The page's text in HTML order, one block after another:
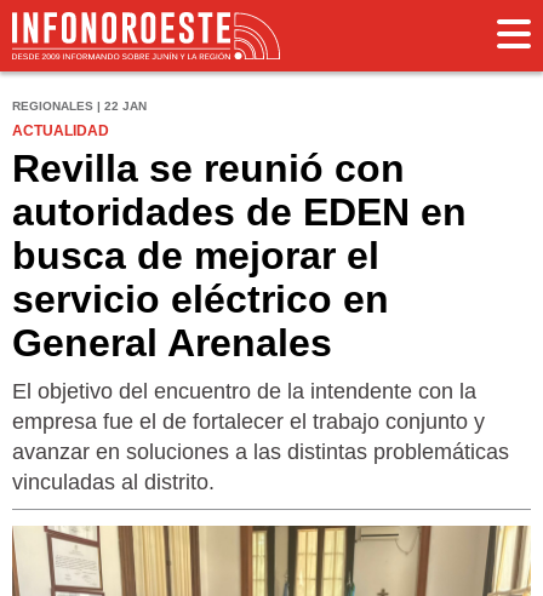
REGIONALES | 22 JAN
ACTUALIDAD
Revilla se reunió con
autoridades de EDEN en
busca de mejorar el
servicio eléctrico en
General Arenales
El objetivo del encuentro de la intendente con la
empresa fue el de fortalecer el trabajo conjunto y
avanzar en soluciones a las distintas problemáticas
vinculadas al distrito.